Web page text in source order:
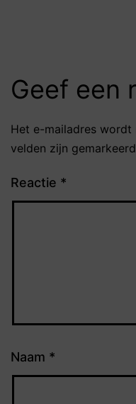
Geef een
Het e-mailadres wordt
velden zijn
Reactie *
Naam *